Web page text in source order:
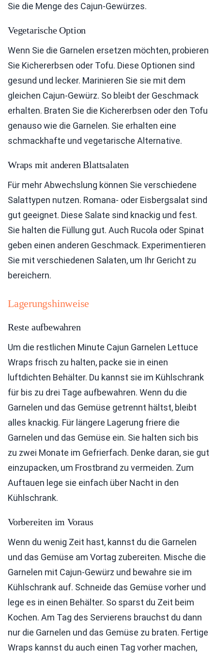
Sie die Menge des Cajun-Gewürzes.
Vegetarische Option
Wenn Sie die Garnelen ersetzen möchten, probieren
Sie Kichererbsen oder Tofu. Diese Optionen sind
gesund und lecker. Marinieren Sie sie mit dem
gleichen Cajun-Gewürz. So bleibt der Geschmack
erhalten. Braten Sie die Kichererbsen oder den Tofu
genauso wie die Garnelen. Sie erhalten eine
schmackhafte und vegetarische Alternative.
Wraps mit anderen Blattsalaten
Für mehr Abwechslung können Sie verschiedene
Salattypen nutzen. Romana- oder Eisbergsalat sind
gut geeignet. Diese Salate sind knackig und fest.
Sie halten die Füllung gut. Auch Rucola oder Spinat
geben einen anderen Geschmack. Experimentieren
Sie mit verschiedenen Salaten, um Ihr Gericht zu
bereichern.
Lagerungshinweise
Reste aufbewahren
Um die restlichen Minute Cajun Garnelen Lettuce
Wraps frisch zu halten, packe sie in einen
luftdichten Behälter. Du kannst sie im Kühlschrank
für bis zu drei Tage aufbewahren. Wenn du die
Garnelen und das Gemüse getrennt hältst, bleibt
alles knackig. Für längere Lagerung friere die
Garnelen und das Gemüse ein. Sie halten sich bis
zu zwei Monate im Gefrierfach. Denke daran, sie gut
einzupacken, um Frostbrand zu vermeiden. Zum
Auftauen lege sie einfach über Nacht in den
Kühlschrank.
Vorbereiten im Voraus
Wenn du wenig Zeit hast, kannst du die Garnelen
und das Gemüse am Vortag zubereiten. Mische die
Garnelen mit Cajun-Gewürz und bewahre sie im
Kühlschrank auf. Schneide das Gemüse vorher und
lege es in einen Behälter. So sparst du Zeit beim
Kochen. Am Tag des Servierens brauchst du dann
nur die Garnelen und das Gemüse zu braten. Fertige
Wraps kannst du auch einen Tag vorher machen,